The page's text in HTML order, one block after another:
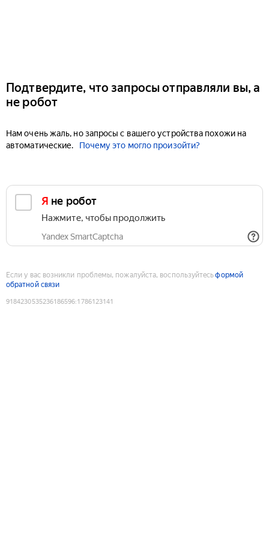
Подтвердите, что запросы отправляли вы, а
не робот
Нам очень жаль, но запросы с вашего устройства похожи на
автоматические.
Почему это могло произойти?
Я не робот
Нажмите, чтобы продолжить
Yandex SmartCaptcha
Если у вас возникли проблемы, пожалуйста, воспользуйтесьформой
обратной связи
9184230535236186596:1786123141